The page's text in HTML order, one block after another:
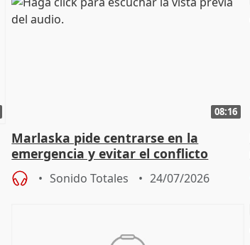
08:16
Marlaska pide centrarse en la
emergencia y evitar el conflicto
político
Sonido Totales 24/07/2026